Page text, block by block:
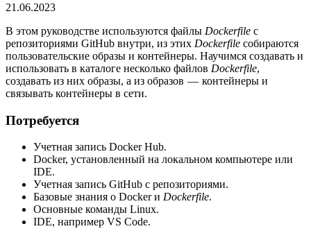
21.06.2023
В этом руководстве используются файлы Dockerfile с
репозиториями GitHub внутри, из этих Dockerfile собираются
пользовательские образы и контейнеры. Научимся создавать и
использовать в каталоге несколько файлов Dockerfile,
создавать из них образы, а из образов — контейнеры и
связывать контейнеры в сети.
Потребуется
Учетная запись Docker Hub.
Docker, установленный на локальном компьютере или
IDE.
Учетная запись GitHub с репозиториями.
Базовые знания о Docker и Dockerfile.
Основные команды Linux.
IDE, например VS Code.